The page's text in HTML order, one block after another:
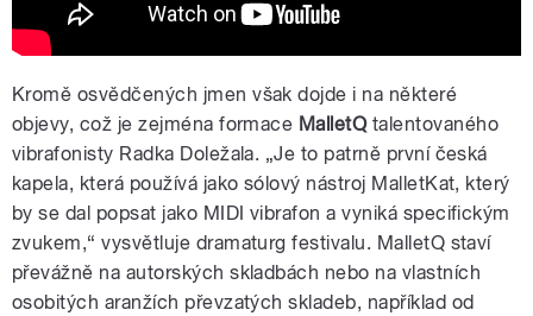
Kromě osvědčených jmen však dojde i na některé
objevy, což je zejména formace MalletQtalentovaného
vibrafonisty Radka Doležala. „Je to patrně první česká
kapela, která používá jako sólový nástroj MalletKat, který
by se dal popsat jako MIDI vibrafon a vyniká specifickým
zvukem,“ vysvětluje dramaturg festivalu. MalletQ staví
převážně na autorských skladbách nebo na vlastních
osobitých aranžích převzatých skladeb, například od